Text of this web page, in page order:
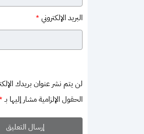
لن يتم نشر عنوان بريدك
الحقول الإلزامية مشار إليها بـ
البريد الإلكتروني *